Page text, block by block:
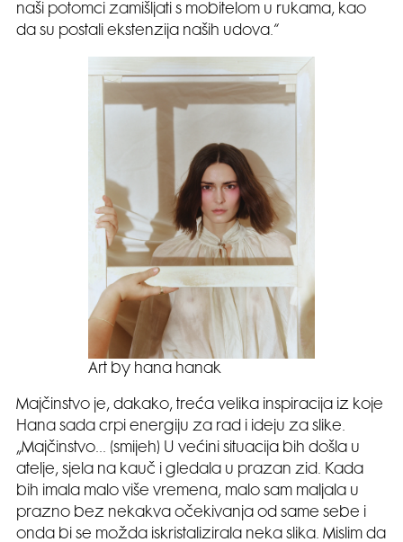
naši potomci zamišljati s mobitelom u rukama, kao
da su postali ekstenzija naših udova.“
Art by hana hanak
Majčinstvo je, dakako, treća velika inspiracija iz koje
Hana sada crpi energiju za rad i ideju za slike.
„Majčinstvo… (smijeh) U većini situacija bih došla u
atelje, sjela na kauč i gledala u prazan zid. Kada
bih imala malo više vremena, malo sam maljala u
prazno bez nekakva očekivanja od same sebe i
onda bi se možda iskristalizirala neka slika. Mislim da